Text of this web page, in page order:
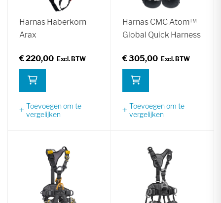
Harnas Haberkorn
Arax
€ 220,00
Toevoegen om te
vergelijken
Harnas CMC Atom™
Global Quick Harness
€ 305,00
Toevoegen om te
vergelijken